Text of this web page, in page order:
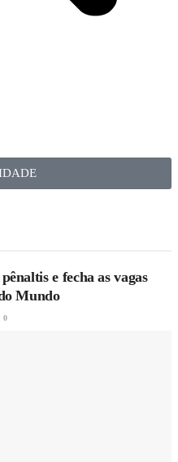
e fecha as vagas
Mundo
0